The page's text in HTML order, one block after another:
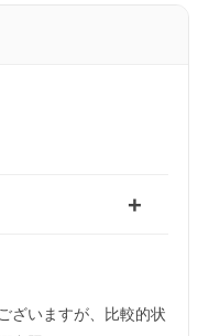
ざいますが、比較的状